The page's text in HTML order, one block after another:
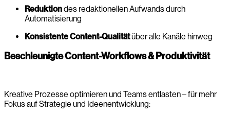
Reduktiondes redaktionellen Aufwands durch
Automatisierung
Konsistente Content-Qualitätüber alle Kanäle hinweg
Beschleunigte Content-Workflows & Produktivität
Kreative Prozesse optimieren und Teams entlasten – für mehr
Fokus auf Strategie und Ideenentwicklung: